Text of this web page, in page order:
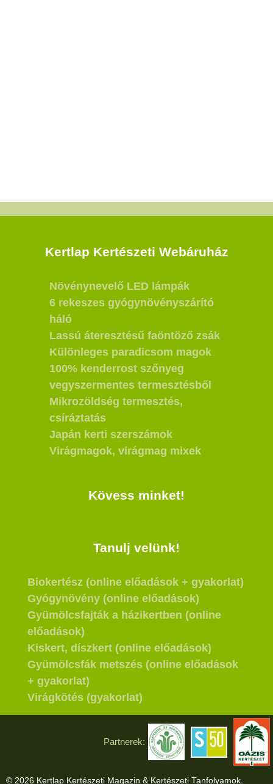
Kertlap Kertészeti Webáruház
Növénynevelő LED lámpák
6 rekeszes gyógynövényszárító
háló
Lassú áteresztésű faöntöző zsák
Különleges paradicsom magok
100% kenderrost szőnyeg
vegyszermentes termesztésből
Mikrozöldség termesztés,
csíráztatás
Japán kerti szerszámok
Virágmagok, virágmag mixek
Kövess minket!
Tanulj velünk!
Biokertész (online előadások + gyakorlat)
Gyógynövény (online előadások)
Gyümölcsfajták a házikertben (online
előadások)
Kiskert, díszkert (online előadások)
Gyümölcsfák metszés (online előadások
+ gyakorlat)
Virágkötés (gyakorlat)
Partnerek:
© 2026 Kertlap Kertészeti Magazin & Kertészeti Tanfolyamok.